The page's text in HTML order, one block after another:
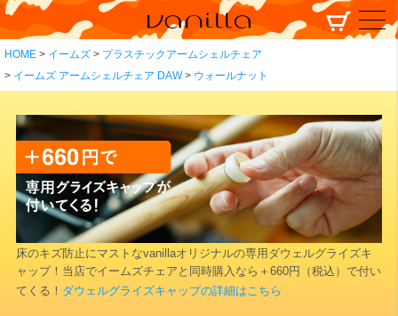
HOME イームズ
プラスチックアームシェルチェア
イームズ アームシェルチェア DAW
ウォールナット
床のキズ防止にマストなvanillaオリジナルの専用ダウェルグライズキ
ャップ！当店でイームズチェアと同時購入なら＋660円（税込）で付い
てくる！ ダウェルグライズキャップの詳細はこちら